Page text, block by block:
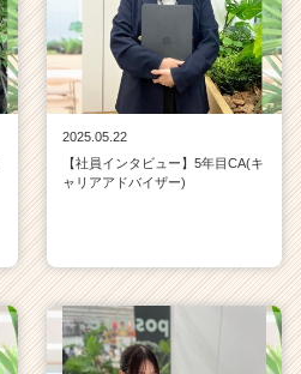
2025.05.22
【社員インタビュー】5年目CA(キ
ャリアアドバイザー)